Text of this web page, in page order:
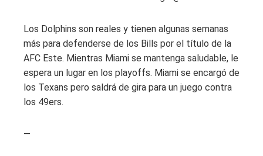
Los Dolphins son reales y tienen algunas semanas
más para defenderse de los Bills por el título de la
AFC Este. Mientras Miami se mantenga saludable, le
espera un lugar en los playoffs. Miami se encargó de
los Texans pero saldrá de gira para un juego contra
los 49ers.
—